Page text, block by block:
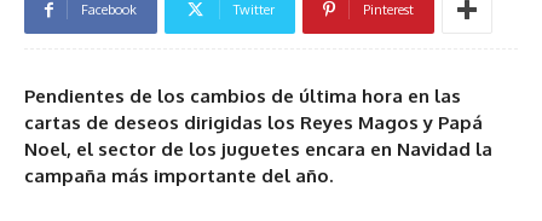
Facebook Twitter Pinterest
Pendientes de los cambios de última hora en las
cartas de deseos dirigidas los Reyes Magos y Papá
Noel, el sector de los juguetes encara en Navidad la
campaña más importante del año.